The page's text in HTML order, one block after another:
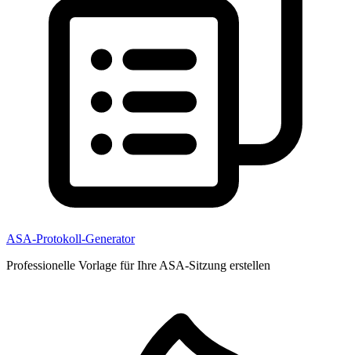
ASA-Protokoll-Generator
Professionelle Vorlage für Ihre ASA-Sitzung erstellen